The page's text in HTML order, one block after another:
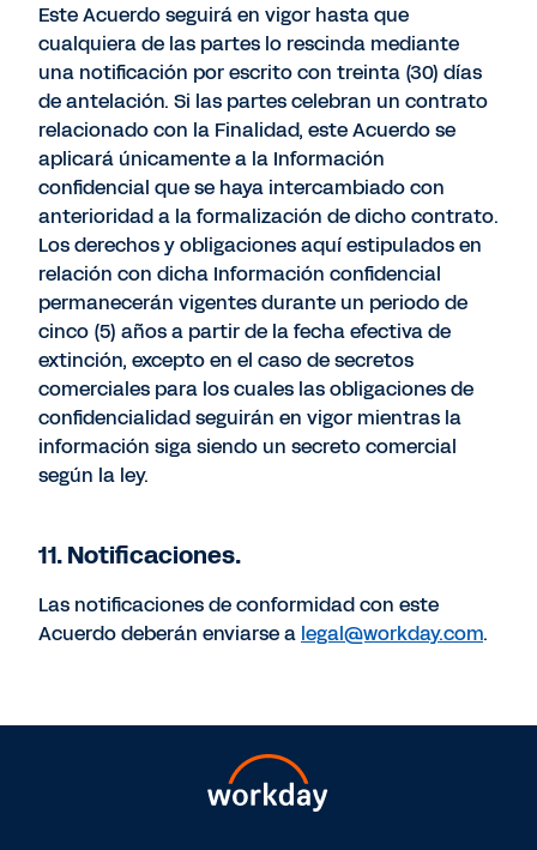
Este Acuerdo seguirá en vigor hasta que
cualquiera de las partes lo rescinda mediante
una notificación por escrito con treinta (30) días
de antelación. Si las partes celebran un contrato
relacionado con la Finalidad, este Acuerdo se
aplicará únicamente a la Información
confidencial que se haya intercambiado con
anterioridad a la formalización de dicho contrato.
Los derechos y obligaciones aquí estipulados en
relación con dicha Información confidencial
permanecerán vigentes durante un periodo de
cinco (5) años a partir de la fecha efectiva de
extinción, excepto en el caso de secretos
comerciales para los cuales las obligaciones de
confidencialidad seguirán en vigor mientras la
información siga siendo un secreto comercial
según la ley.
11. Notificaciones.
Las notificaciones de conformidad con este
Acuerdo deberán enviarse a legal@workday.com.